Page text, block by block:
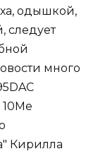
одышкой,
следует
много
Кирилла